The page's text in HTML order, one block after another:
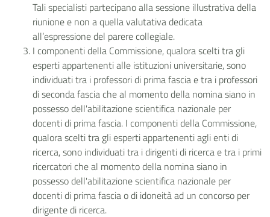
Tali specialisti partecipano alla sessione illustrativa della
riunione e non a quella valutativa dedicata
all’espressione del parere collegiale.
I componenti della Commissione, qualora scelti tra gli
esperti appartenenti alle istituzioni universitarie, sono
individuati tra i professori di prima fascia e tra i professori
di seconda fascia che al momento della nomina siano in
possesso dell'abilitazione scientifica nazionale per
docenti di prima fascia. I componenti della Commissione,
qualora scelti tra gli esperti appartenenti agli enti di
ricerca, sono individuati tra i dirigenti di ricerca e tra i primi
ricercatori che al momento della nomina siano in
possesso dell'abilitazione scientifica nazionale per
docenti di prima fascia o di idoneità ad un concorso per
dirigente di ricerca.